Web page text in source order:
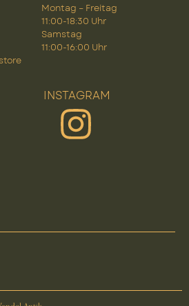
Montag – Freitag
11:00-18:30 Uhr
Samstag
11:00-16:00 Uhr
INSTAGRAM